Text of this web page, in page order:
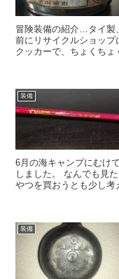
冒険装備の紹介…タイ製
前にリサイクルショッ
クッカーで、ちょくちょ
装備
6月の海キャンプにむけ
しました。 なんでも見
やつを買おうとも少し考
装備